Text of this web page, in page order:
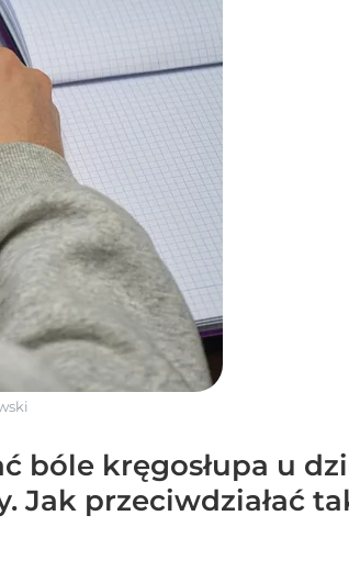
kręgosłupa u
Jak przeciwdziałać